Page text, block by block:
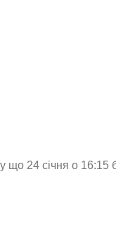
що 24 січня о 16:15